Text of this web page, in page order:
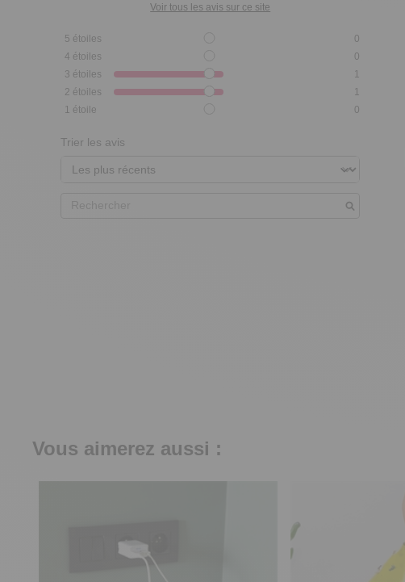
Voir tous les avis sur ce site
5 étoiles
0
4 étoiles
0
3 étoiles
1
2 étoiles
1
1 étoile 0
Trier les avis
Vous aimerez aussi :